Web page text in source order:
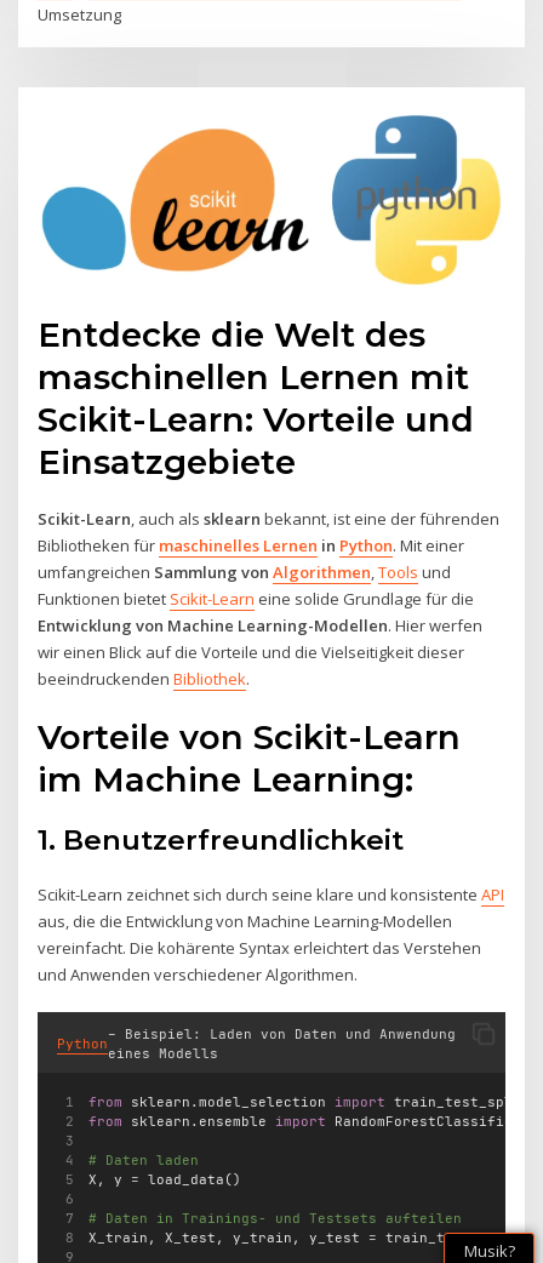
Umsetzung
Entdecke die Welt des
maschinellen Lernen mit
Scikit-Learn: Vorteile und
Einsatzgebiete
Scikit-Learn, auch alssklearn bekannt, ist eine der führenden
Bibliotheken für maschinelles Lernen in Python. Mit einer
umfangreichen Sammlung vonAlgorithmen,Tools und
Funktionen bietet Scikit-Learn eine solide Grundlage für die
Entwicklung von Machine Learning-Modellen. Hier werfen
wir einen Blick auf die Vorteile und die Vielseitigkeit dieser
beeindruckendenBibliothek.
Vorteile von Scikit-Learn
im Machine Learning:
1. Benutzerfreundlichkeit
Scikit-Learn zeichnet sich durch seine klare und konsistenteAPI
aus, die die Entwicklung von Machine Learning-Modellen
vereinfacht. Die kohärente Syntax erleichtert das Verstehen
und Anwenden verschiedener Algorithmen.
Python
– Beispiel: Laden von Daten und Anwendung
eines Modells
from sklearn.model_selection import train_test_split
from sklearn.ensemble import RandomForestClassifier
# Daten laden
X, y = load_data()
# Daten in Trainings- und Testsets aufteilen
X_train, X_test, y_train, y_test =
Musik?